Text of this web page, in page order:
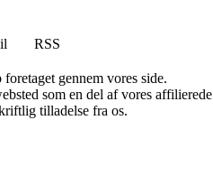
RSS
gennem vores side.
som en del af vores
tilladelse fra os.